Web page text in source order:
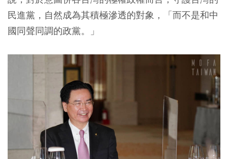
民進黨，自然成為其積極滲透的對象，「而不是和中
國同聲同調的政黨。」